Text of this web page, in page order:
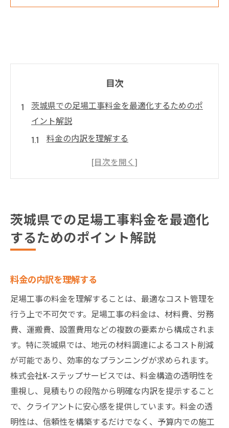
目次
茨城県での足場工事料金を最適化するためのポ
イント解説
料金の内訳を理解する
コスト削減のための業者選び
地元業者を選ぶ利点
足場工事の安全性を確保するための重要なチェ
使用する資材の品質確認
設置前の現地調査の重要性
作業員の安全教育の徹底
定期的な安全パトロールの実施
作業環境の整備と点検
事故発生時の緊急対応策
株式会社K-ステップサービスが提供する足場工
事の魅力
地域に根ざしたサービスの提供
茨城県での足場工事料金を最適化
するためのポイント解説
料金の内訳を理解する
足場工事の料金を理解することは、最適なコスト管理を
行う上で不可欠です。足場工事の料金は、材料費、労務
費、運搬費、設置費用などの複数の要素から構成されま
す。特に茨城県では、地元の材料調達によるコスト削減
が可能であり、効率的なプランニングが求められます。
株式会社K-ステップサービスでは、料金構造の透明性を
重視し、見積もりの段階から明確な内訳を提示すること
で、クライアントに安心感を提供しています。料金の透
明性は、信頼性を構築するだけでなく、予算内での施工